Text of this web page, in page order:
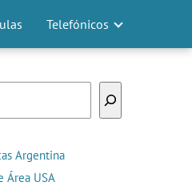
Telefónicos
Argentina
Área USA